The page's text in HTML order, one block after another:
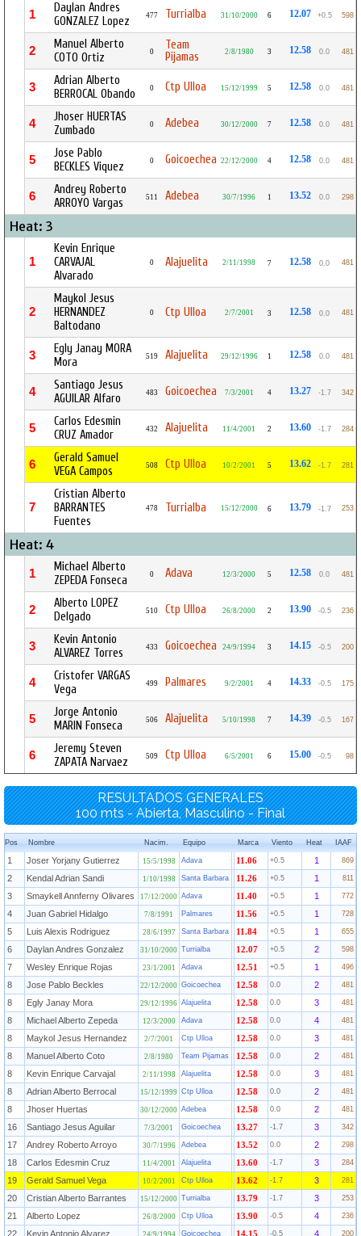
1
Daylan Andres
GONZALEZ Lopez
477 Turrialba 31/10/2000 6 12.07 +0.5 598
2
Manuel Alberto
COTO Ortiz
0
Team
Pijamas
2/8/1980 3 12.58 0.0 481
3
Adrian Alberto
BERROCAL Obando
0 Ctp Ulloa 15/12/1999 5 12.58 0.0 481
4
Jhoser HUERTAS
Zumbado
0 Adebea 30/12/2000 7 12.58 0.0 481
5
Jose Pablo
BECKLES Viquez
0 Goicoechea 22/12/2000 4 12.58 0.0 481
6
Andrey Roberto
ARROYO Vargas
511 Adebea 30/7/1996 1 13.52 0.0 298
Heat: 3
1
Kevin Enrique
CARVAJAL
Alvarado
0 Alajuelita 2/11/1998 7 12.58 0.0 481
2
Maykol Jesus
HERNANDEZ
Baltodano
0 Ctp Ulloa 2/7/2001 3 12.58 0.0 481
3
Egly Janay MORA
Mora
519 Alajuelita 29/12/1996 1 12.58 0.0 481
4
Santiago Jesus
AGUILAR Alfaro
483 Goicoechea 7/3/2001 4 13.27 -1.7 342
5
Carlos Edesmin
CRUZ Amador
432 Alajuelita 11/4/2001 2 13.60 -1.7 284
6
Gerald Samuel
VEGA Campos
508 Ctp Ulloa 10/2/2001 5 13.62 -1.7 281
7
Cristian Alberto
BARRANTES
Fuentes
478 Turrialba 15/12/2000 6 13.79 -1.7 253
Heat: 4
1
Michael Alberto
ZEPEDA Fonseca
0 Adava 12/3/2000 5 12.58 0.0 481
2
Alberto LOPEZ
Delgado
510 Ctp Ulloa 26/8/2000 2 13.90 -0.5 236
3
Kevin Antonio
ALVAREZ Torres
433 Goicoechea 24/9/1994 3 14.15 -0.5 200
4
Cristofer VARGAS
Vega
499 Palmares 9/2/2001 4 14.33 -0.5 175
5
Jorge Antonio
MARIN Fonseca
506 Alajuelita 5/10/1998 7 14.39 -0.5 167
6
Jeremy Steven
ZAPATA Narvaez
509 Ctp Ulloa 6/5/2001 6 15.00 -0.5 98
RESULTADOS GENERALES
100 mts - Abierta, Masculino - Final
Pos Nombre Nacim. Equipo Marca Viento Heat IAAF
1 Joser Yorjany Gutierrez 15/5/1998 Adava 11.06 +0.5 1 869
2 Kendal Adrian Sandi 1/10/1998 Santa Barbara 11.26 +0.5 1 811
3 Smaykell Annferny Olivares 17/12/2000 Adava 11.40 +0.5 1 772
4 Juan Gabriel Hidalgo 7/8/1991 Palmares 11.56 +0.5 1 728
5 Luis Alexis Rodriguez 28/6/1997 Santa Barbara 11.84 +0.5 1 655
6 Daylan Andres Gonzalez 31/10/2000 Turrialba 12.07 +0.5 2 598
7 Wesley Enrique Rojas 23/1/2001 Adava 12.51 +0.5 1 496
8 Jose Pablo Beckles 22/12/2000 Goicoechea 12.58 0.0 2 481
8 Egly Janay Mora 29/12/1996 Alajuelita 12.58 0.0 3 481
8 Michael Alberto Zepeda 12/3/2000 Adava 12.58 0.0 4 481
8 Maykol Jesus Hernandez 2/7/2001 Ctp Ulloa 12.58 0.0 3 481
8 Manuel Alberto Coto 2/8/1980 Team Pijamas 12.58 0.0 2 481
8 Kevin Enrique Carvajal 2/11/1998 Alajuelita 12.58 0.0 3 481
8 Adrian Alberto Berrocal 15/12/1999 Ctp Ulloa 12.58 0.0 2 481
8 Jhoser Huertas 30/12/2000 Adebea 12.58 0.0 2 481
16 Santiago Jesus Aguilar 7/3/2001 Goicoechea 13.27 -1.7 3 342
17 Andrey Roberto Arroyo 30/7/1996 Adebea 13.52 0.0 2 298
18 Carlos Edesmin Cruz 11/4/2001 Alajuelita 13.60 -1.7 3 284
19 Gerald Samuel Vega 10/2/2001 Ctp Ulloa 13.62 -1.7 3 281
20 Cristian Alberto Barrantes 15/12/2000 Turrialba 13.79 -1.7 3 253
21 Alberto Lopez 26/8/2000 Ctp Ulloa 13.90 -0.5 4 236
22 Kevin Antonio Alvarez 24/9/1994 Goicoechea 14.15 -0.5 4 200